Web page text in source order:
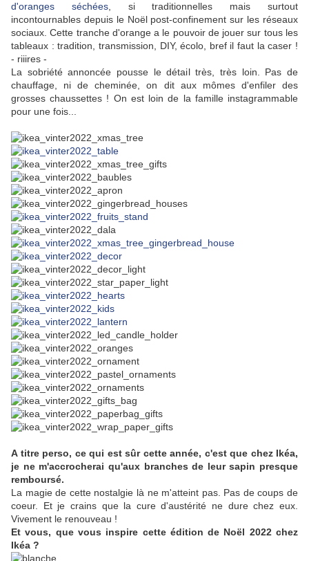
d'oranges séchées, si traditionnelles mais surtout
incontournables depuis le Noël post-confinement sur les réseaux
sociaux. Cette tranche d'orange a le pouvoir de jouer sur tous les
tableaux : tradition, transmission, DIY, écolo, bref il faut la caser !
- riiires -
La sobriété annoncée pousse le détail très, très loin. Pas de
chauffage, ni de cheminée, on dit aux mômes d'enfiler des
grosses chaussettes ! On est loin de la famille instagrammable
pour une fois...
A titre perso, ce qui est sûr cette année, c'est que chez Ikéa,
je ne m'accrocherai qu'aux branches de leur sapin presque
remboursé.
La magie de cette nostalgie là ne m'atteint pas. Pas de coups de
coeur. Et je crains que la cure d'austérité ne dure chez eux.
Vivement le renouveau !
Et vous, que vous inspire cette édition de Noël 2022 chez
Ikéa ?